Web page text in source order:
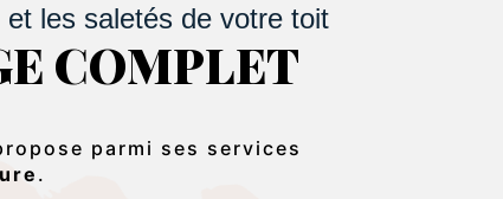
les saletés de votre toit
COMPLET
parmi ses services
.